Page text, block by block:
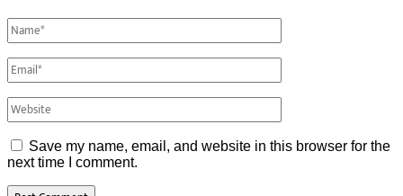
Save my name, email, and website in this browser for the
next time I comment.